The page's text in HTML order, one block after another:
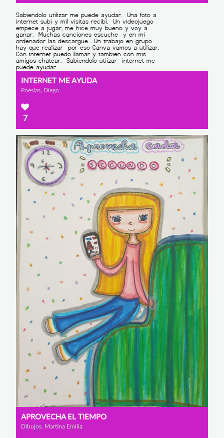
INTERNET ME AYUDA
Poesías, Diego
7
APROVECHA EL TIEMPO
Dibujos, Martina Emilia